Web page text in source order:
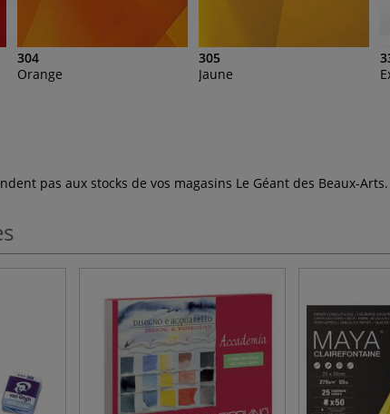
304
Orange
305
Jaune
pas aux stocks de vos magasins Le Géant des Beaux-Arts.